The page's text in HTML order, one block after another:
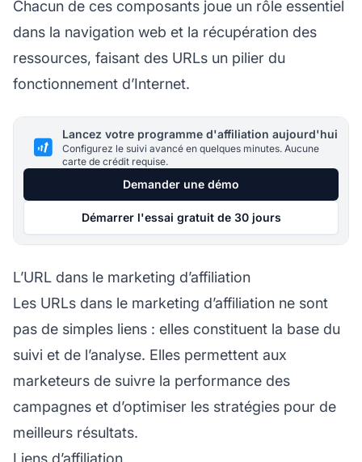
Chacun de ces composants joue un rôle essentiel
dans la navigation web et la récupération des
ressources, faisant des URLs un pilier du
fonctionnement d’Internet.
Lancez votre programme d'affiliation aujourd'hui
Configurez le suivi avancé en quelques minutes. Aucune
carte de crédit requise.
Demander une démo
Démarrer l'essai gratuit de 30 jours
L’URL dans le marketing d’affiliation
Les URLs dans le marketing d’affiliation ne sont
pas de simples liens : elles constituent la base du
suivi et de l’analyse. Elles permettent aux
marketeurs de suivre la performance des
campagnes et d’optimiser les stratégies pour de
meilleurs résultats.
Liens d’affiliation